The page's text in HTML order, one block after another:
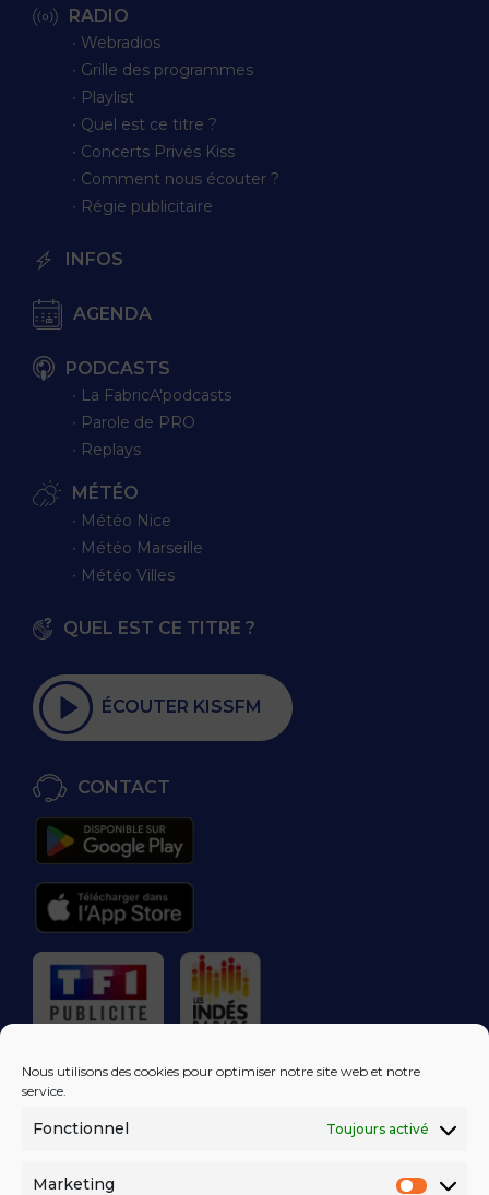
Nous utilisons des cookies pour optimiser notre site web et notre
service.
Fonctionnel Toujours activé
Marketing
RADIO
∙ Webradios
∙ Grille des programmes
∙ Playlist
∙ Quel est ce titre ?
∙ Concerts Privés Kiss
∙ Comment nous écouter ?
∙ Régie publicitaire
INFOS
AGENDA
PODCASTS
∙ La FabricA'podcasts
∙ Parole de PRO
∙ Replays
MÉTÉO
∙ Météo Nice
∙ Météo Marseille
∙ Météo Villes
QUEL EST CE TITRE ?
ÉCOUTER KISSFM
CONTACT
RÉGIE PUBLICITAIRE
LES EXCLUS
DANS VOTRE